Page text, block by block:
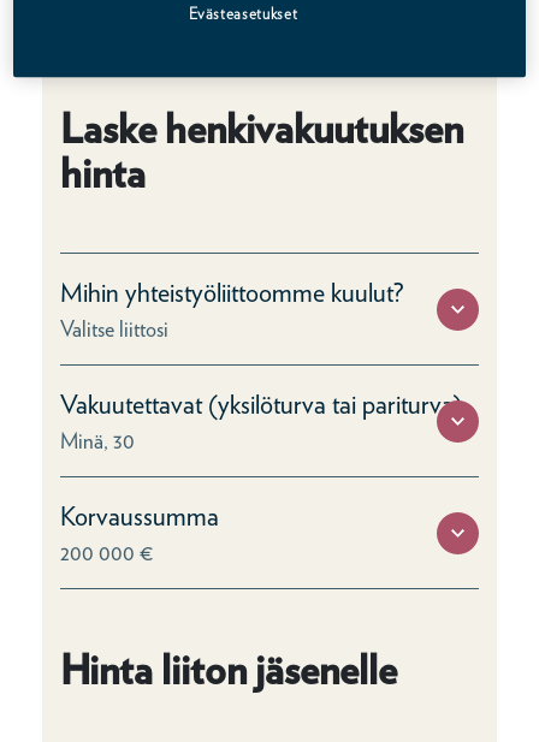
Juttu jatkuu laskurin alla.
Laske henkivakuutuksen
hinta
Mihin yhteistyöliittoomme kuulut?
Valitse liittosi
Vakuutettavat (yksilöturva tai pariturva)
Minä, 30
Korvaussumma
200 000 €
Hinta liiton jäsenelle
Evästeasetukset